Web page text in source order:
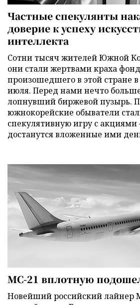
Частные спекулянты
доверие к успеху
интеллекта
Сотни тысяч жителей Южной
они стали жертвами краха
произошедшего в этой стране
июля. Перед нами нечто
лопнувший биржевой пузырь.
южнокорейские обыватели
спекулятивную игру с акциями
достанутся вложенные ими
МС-21 вплотную
Новейший российский лайнер